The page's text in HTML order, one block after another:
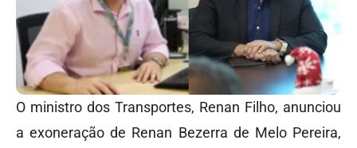
O ministro dos Transportes, Renan Filho, anunciou
a exoneração de Renan Bezerra de Melo Pereira,